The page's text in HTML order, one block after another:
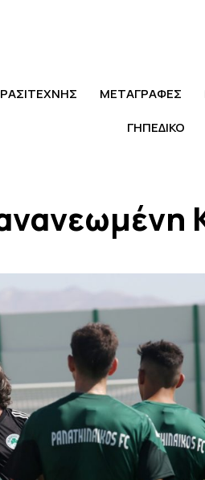
ΜΕΤΑΓΡΑΦΕΣ
ΓΗΠΕΔΙΚΟ